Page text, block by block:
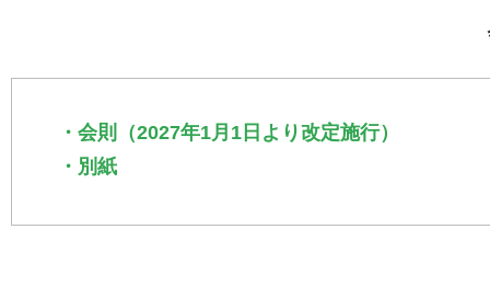
・会則（2027年1月1日より改定施行）
・別紙